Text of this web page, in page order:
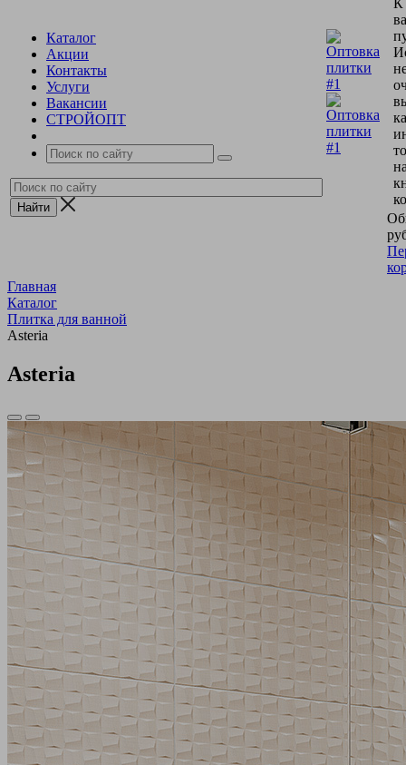
Каталог
Акции
Контакты
Услуги
Вакансии
СТРОЙОПТ
К
Главная
Каталог
Плитка для ванной
Asteria
Asteria